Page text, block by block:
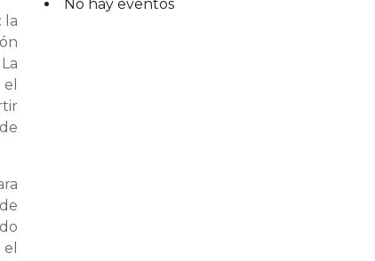
la
No hay eventos